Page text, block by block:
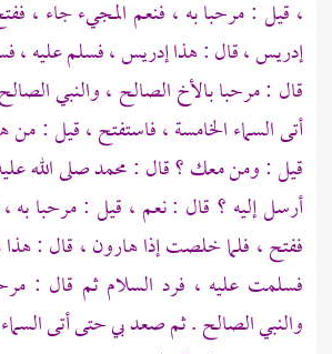
، قيل : مرحبا به ، فنعم المجيء جاء ،
إدريس، قال : هذاإدريس، فسلم عليه ،
قال : مرحبا بالأخ الصالح ، والنبي
أتى السماء الخامسة ، فاستفتح ، قيل :
قيل : ومن معك ؟ قال :محمدصلى الله
أرسل إليه ؟ قال : نعم ، قيل : مرحبا به
ففتح ، فلما خلصت إذاهارون، قال : هذا
فسلمت عليه ، فرد السلام ثم قال :
والنبي الصالح . ثم صعد بي حتى أتى